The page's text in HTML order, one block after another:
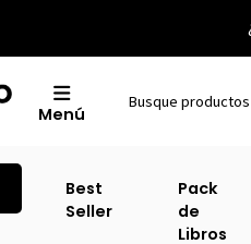
Menú
Best
Seller
Pack
de
Libros